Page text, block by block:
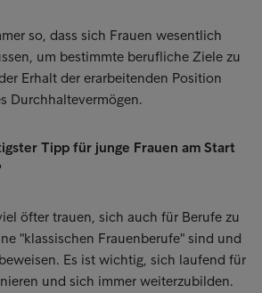
so, dass sich Frauen wesentlich
um bestimmte berufliche Ziele zu
Erhalt der erarbeitenden Position
Durchhaltevermögen.
Tipp für junge Frauen am Start
öfter trauen, sich auch für Berufe zu
"klassischen Frauenberufe" sind und
Es ist wichtig, sich laufend für
und sich immer weiterzubilden.